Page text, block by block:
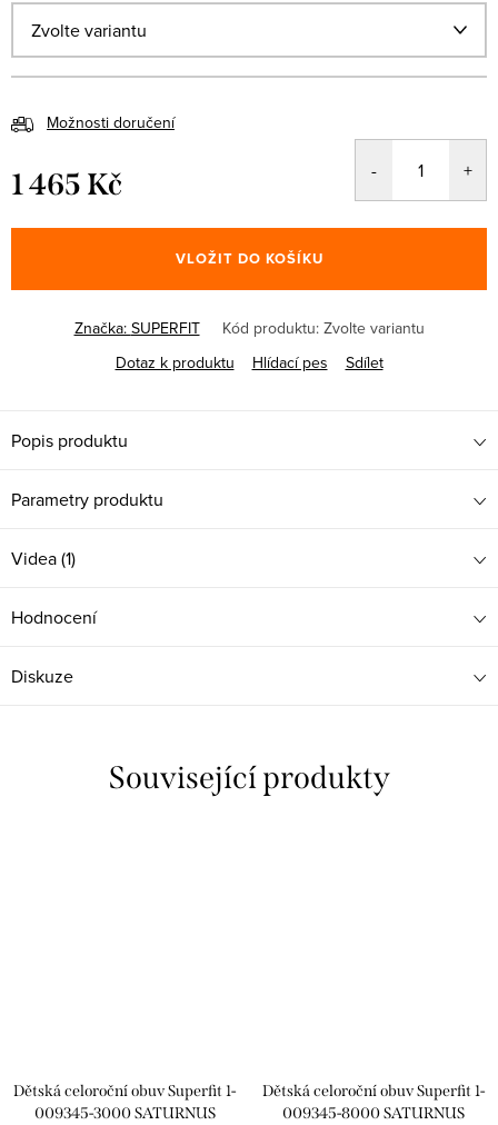
Možnosti doručení
1 465 Kč
cena:
VLOŽIT DO KOŠÍKU
Značka: SUPERFIT Kód produktu: Zvolte variantu
Dotaz k produktu
Hlídací pes Sdílet
Popis produktu
Parametry produktu
Videa (1)
Hodnocení
Diskuze
Související produkty
Dětská celoroční obuv Superfit 1-
009345-3000 SATURNUS
Dětská celoroční obuv Superfit 1-
009345-8000 SATURNUS